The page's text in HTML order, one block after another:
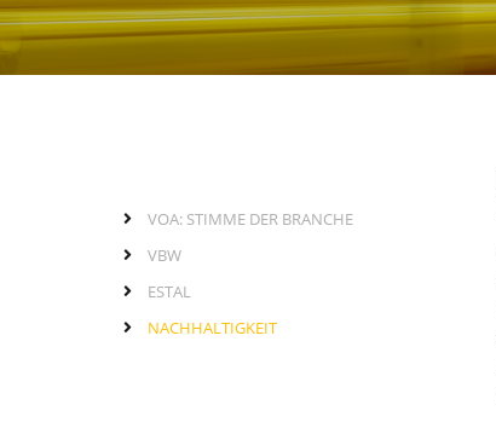
Seitenleiste
Seite
VOA: STIMME DER BRANCHE
VBW
ESTAL
NACHHALTIGKEIT